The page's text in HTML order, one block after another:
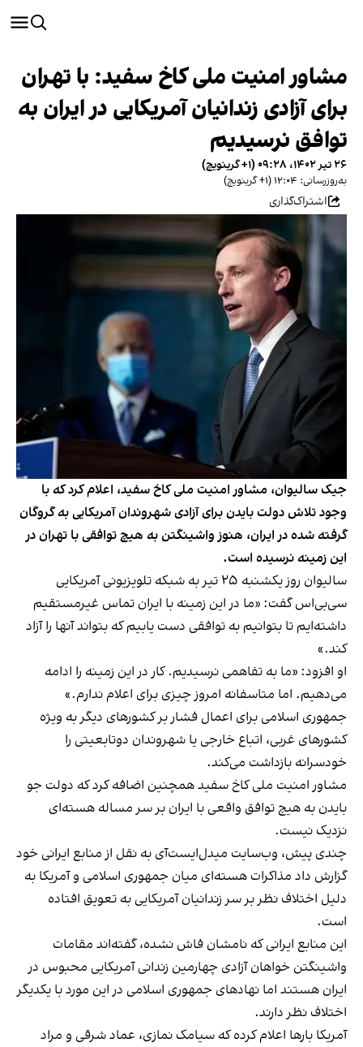
مشاور امنیت ملی کاخ سفید: با تهران
برای آزادی زندانیان آمریکایی در ایران به
توافق نرسیدیم
۲۶ تیر ۱۴۰۲، ۰۹:۲۸ (‎+۱ گرینویچ)
به‌روزرسانی: ۱۲:۰۴ (‎+۱ گرینویچ)
اشتراک‌گذاری
جیک سالیوان، مشاور امنیت ملی کاخ سفید، اعلام کرد که با
وجود تلاش دولت بایدن برای آزادی شهروندان آمریکایی به گروگان
گرفته شده در ایران، هنوز واشینگتن به هیچ توافقی با تهران در
این زمینه نرسیده است.
سالیوان روز یکشنبه ۲۵ تیر به شبکه تلویزیونی آمریکایی
سی‌بی‌اس گفت: «ما در این زمینه با ایران تماس غیرمستقیم
داشته‌ایم تا بتوانیم به توافقی دست یابیم که بتواند آنها را آزاد
کند.»
او افزود: «ما به تفاهمی نرسیدیم. کار در این زمینه را ادامه
می‌دهیم. اما متاسفانه امروز چیزی برای اعلام ندارم.»
جمهوری اسلامی برای اعمال فشار بر کشورهای دیگر به ویژه
کشورهای غربی، اتباع خارجی یا شهروندان دوتابعیتی را
خودسرانه بازداشت می‌کند.
مشاور امنیت ملی کاخ سفید همچنین اضافه کرد که دولت جو
بایدن به هیچ توافق واقعی با ایران بر سر مساله هسته‌ای
نزدیک نیست.
چندی پیش، وب‌سایت میدل‌ایست‌آی به نقل از منابع ایرانی خود
گزارش داد مذاکرات هسته‌ای میان جمهوری اسلامی و آمریکا به
دلیل اختلاف نظر بر سر زندانیان آمریکایی به تعویق افتاده
است.
این منابع ایرانی که نامشان فاش نشده، گفته‌اند مقامات
واشینگتن خواهان آزادی چهارمین زندانی آمریکایی محبوس در
ایران هستند اما نهادهای جمهوری اسلامی در این مورد با یکدیگر
اختلاف نظر دارند.
آمریکا بارها اعلام کرده که سیامک نمازی، عماد شرقی و مراد